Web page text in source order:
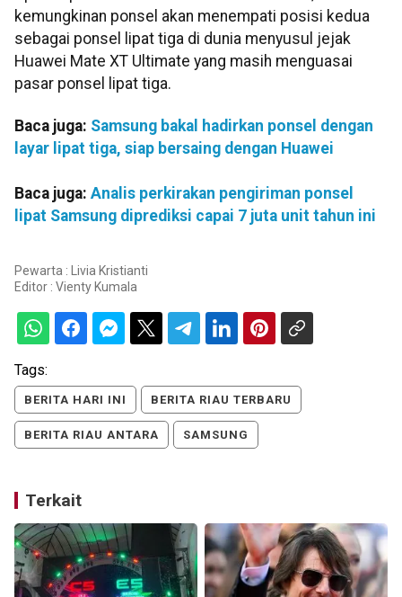
kemungkinan ponsel akan menempati posisi kedua
sebagai ponsel lipat tiga di dunia menyusul jejak
Huawei Mate XT Ultimate yang masih menguasai
pasar ponsel lipat tiga.
Baca juga: Samsung bakal hadirkan ponsel dengan
layar lipat tiga, siap bersaing dengan Huawei
Baca juga: Analis perkirakan pengiriman ponsel
lipat Samsung diprediksi capai 7 juta unit tahun ini
Pewarta : Livia Kristianti
Editor : Vienty Kumala
Tags:
BERITA HARI INI BERITA RIAU TERBARU
BERITA RIAU ANTARA SAMSUNG
Terkait